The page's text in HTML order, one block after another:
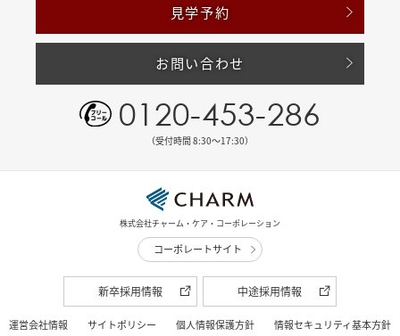
見学予約
お問い合わせ
0120-453-286
（受付時間 8:30〜17:30）
株式会社チャーム・ケア・コーポレーション
コーポレートサイト
新卒採用情報 中途採用情報
運営会社情報 サイトポリシー 個人情報保護方針 情報セキュリティ基本方針